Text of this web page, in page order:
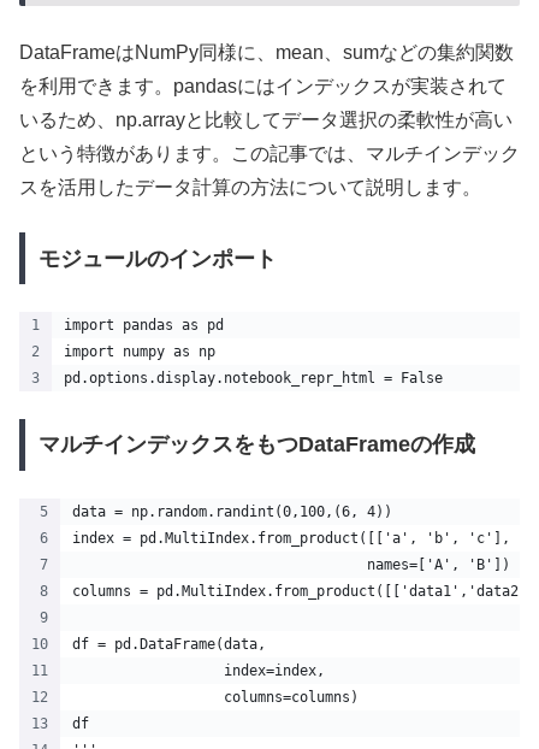
DataFrameはNumPy同様に、mean、sumなどの集約関数
を利用できます。pandasにはインデックスが実装されて
いるため、np.arrayと比較してデータ選択の柔軟性が高い
という特徴があります。この記事では、マルチインデック
スを活用したデータ計算の方法について説明します。
モジュールのインポート
import pandas as pd
import numpy as np
pd.options.display.notebook_repr_html = False
マルチインデックスをもつDataFrameの作成
data = np.random.randint(0,100,(6, 4))
index = pd.MultiIndex.from_product([['a', 'b', 'c'],
                                   names=['A', 'B'])
columns =
df = pd.DataFrame(data,
                  index=index,
                  columns=columns)
df